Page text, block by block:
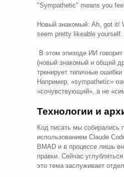
"Sympathetic" means you
Новый знакомый: Ah, got it!
seem pretty likeable yourself.
В этом эпизоде ИИ
(новый знакомый и общий
тренирует типичные ошибки
Например, «sympathetic»
«сочувствующий», а не
Технологии и
Код писать мы собирались
использованием Claude
BMAD и в процессе лишь
правки. Сейчас
это тема заслуживает